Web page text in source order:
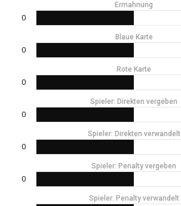
Ermahnung
0
Blaue Karte
0
Rote Karte
0
Spieler: Direkten vergeben
0
Spieler: Direkten verwandelt
0
Spieler: Penalty vergeben
0
Spieler: Penalty verwandelt